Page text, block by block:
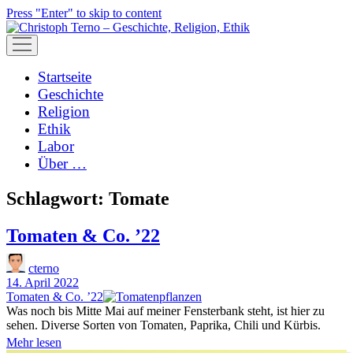
Press "Enter" to skip to content
open
menu
Startseite
Geschichte
Religion
Ethik
Labor
Über …
Schlagwort: Tomate
Tomaten & Co. ʼ22
cterno
14. April 2022
Tomaten & Co. ʼ22
Was noch bis Mitte Mai auf meiner Fensterbank steht, ist hier zu
sehen. Diverse Sorten von Tomaten, Paprika, Chili und Kürbis.
Mehr lesen